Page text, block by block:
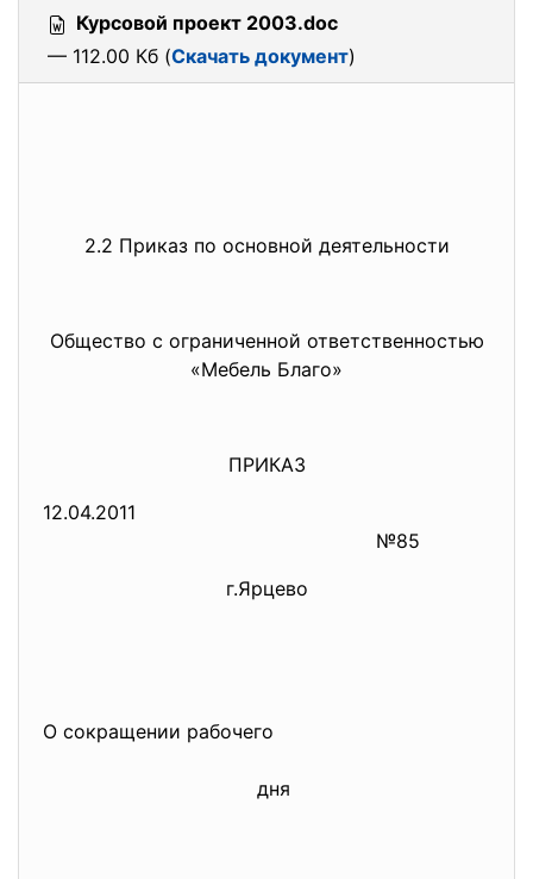
Курсовой проект 2003.doc
— 112.00 Кб (Скачать документ)
2.2 Приказ по основной деятельности
Общество с ограниченной ответственностью
«Мебель Благо»
ПРИКАЗ
12.04.2011
№85
г.Ярцево
О сокращении рабочего
дня